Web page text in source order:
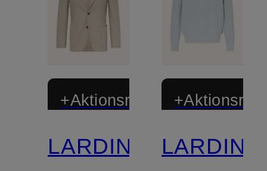
+Aktionsrabatt
LARDINI
LARDINI